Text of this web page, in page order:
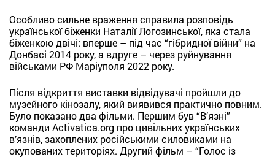
Особливо сильне враження справила розповідь
української біженки Наталії Логозинської, яка стала
біженкою двічі: вперше – під час “гібридної війни” на
Донбасі 2014 року, а вдруге – через руйнування
військами РФ Маріуполя 2022 року.
Після відкриття виставки відвідувачі пройшли до
музейного кінозалу, який виявився практично повним.
Було показано два фільми. Першим був “В’язні”
команди Activatica.org про цивільних українських
в’язнів, захоплених російськими силовиками на
окупованих територіях. Другий фільм – “Голос із